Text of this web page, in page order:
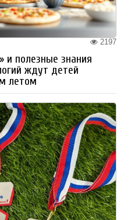
2197
и полезные знания
ждут детей
летом